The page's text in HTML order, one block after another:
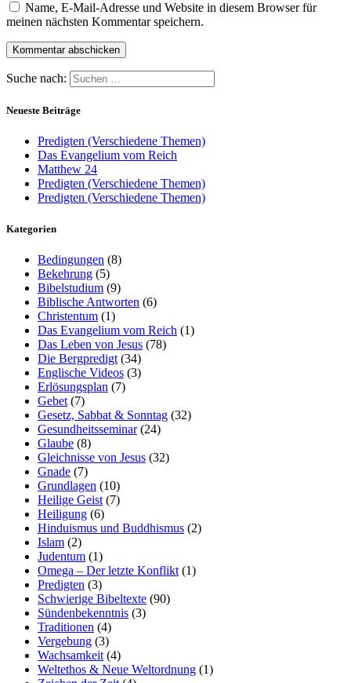
Name, E-Mail-Adresse und Website in diesem Browser für
meinen nächsten Kommentar speichern.
Suche nach:
Neueste Beiträge
Predigten (Verschiedene Themen)
Das Evangelium vom Reich
Matthew 24
Predigten (Verschiedene Themen)
Predigten (Verschiedene Themen)
Kategorien
Bedingungen (8)
Bekehrung (5)
Bibelstudium (9)
Biblische Antworten (6)
Christentum (1)
Das Evangelium vom Reich (1)
Das Leben von Jesus (78)
Die Bergpredigt (34)
Englische Videos (3)
Erlösungsplan (7)
Gebet (7)
Gesetz, Sabbat & Sonntag (32)
Gesundheitsseminar(24)
Glaube (8)
Gleichnisse von Jesus (32)
Gnade (7)
Grundlagen (10)
Heilige Geist (7)
Heiligung (6)
Hinduismus und Buddhismus (2)
Islam (2)
Judentum (1)
Omega – Der letzte Konflikt (1)
Predigten (3)
Schwierige Bibeltexte (90)
Sündenbekenntnis (3)
Traditionen (4)
Vergebung (3)
Wachsamkeit (4)
Weltethos & Neue Weltordnung (1)